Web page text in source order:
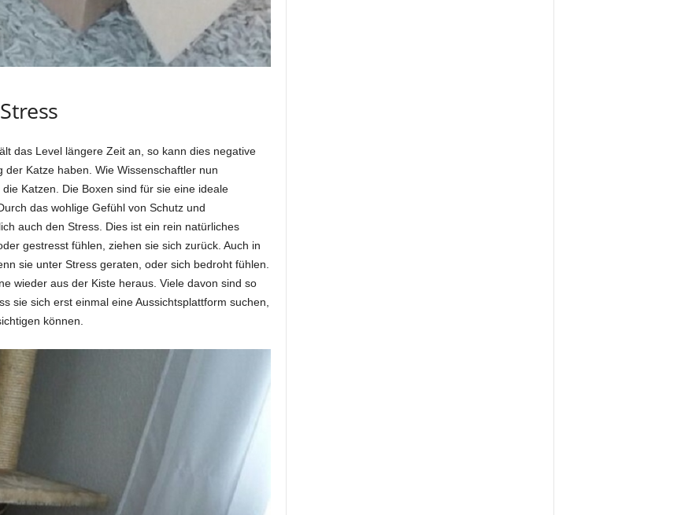
das Level längere Zeit an, so kann dies negative
Katze haben. Wie Wissenschaftler nun
Katzen. Die Boxen sind für sie eine ideale
das wohlige Gefühl von Schutz und
auch den Stress. Dies ist ein rein natürliches
gestresst fühlen, ziehen sie sich zurück. Auch in
sie unter Stress geraten, oder sich bedroht fühlen.
wieder aus der Kiste heraus. Viele davon sind so
sie sich erst einmal eine Aussichtsplattform suchen,
können.